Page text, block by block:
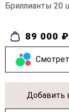
Бриллианты 20
89 000 ₽
Добавить